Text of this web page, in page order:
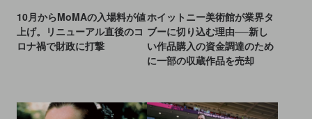
10月からMoMAの入場料が値
上げ。リニューアル直後のコ
ロナ禍で財政に打撃
ホイットニー美術館が業界タ
ブーに切り込む理由──新し
い作品購入の資金調達のため
に一部の収蔵作品を売却